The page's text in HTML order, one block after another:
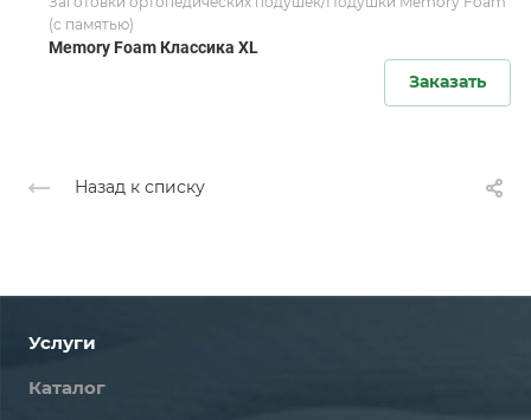
(с памятью)
Memory Foam Классика XL
Заказать
Назад к списку
Услуги
Каталог